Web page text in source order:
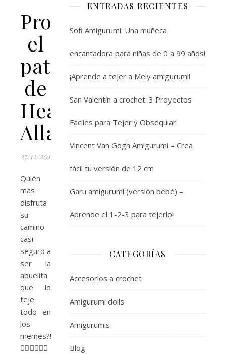
Probé
el
patrón
de
Headband
Allaboutami
27/12/2019
Quién
más
disfruta
su
camino
casi
seguro a
ser la
abuelita
que lo
teje
todo en
los
memes?!?
🙋‍♀️🙋‍♀️🙋‍♀️
ENTRADAS RECIENTES
Sofi Amigurumi: Una muñeca
encantadora para niñas de 0 a 99 años!
¡Aprende a tejer a Mely amigurumi!
San Valentín a crochet: 3 Proyectos
Fáciles para Tejer y Obsequiar
Vincent Van Gogh Amigurumi – Crea
fácil tu versión de 12 cm
Garu amigurumi (versión bebé) –
Aprende el 1-2-3 para tejerlo!
CATEGORÍAS
Accesorios a crochet
Amigurumi dolls
Amigurumis
Blog